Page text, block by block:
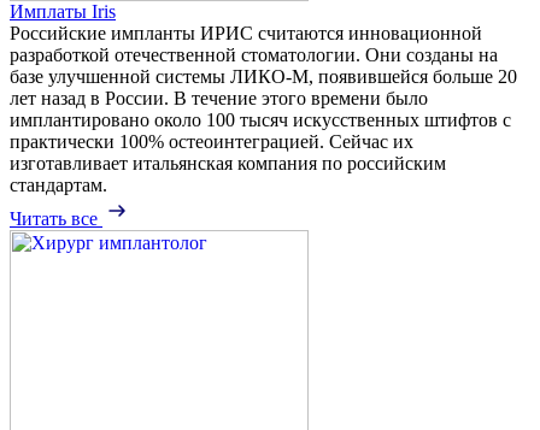
Имплаты Iris
Российские импланты ИРИС считаются инновационной
разработкой отечественной стоматологии. Они созданы на
базе улучшенной системы ЛИКО-М, появившейся больше 20
лет назад в России. В течение этого времени было
имплантировано около 100 тысяч искусственных штифтов с
практически 100% остеоинтеграцией. Сейчас их
изготавливает итальянская компания по российским
стандартам.
Читать все